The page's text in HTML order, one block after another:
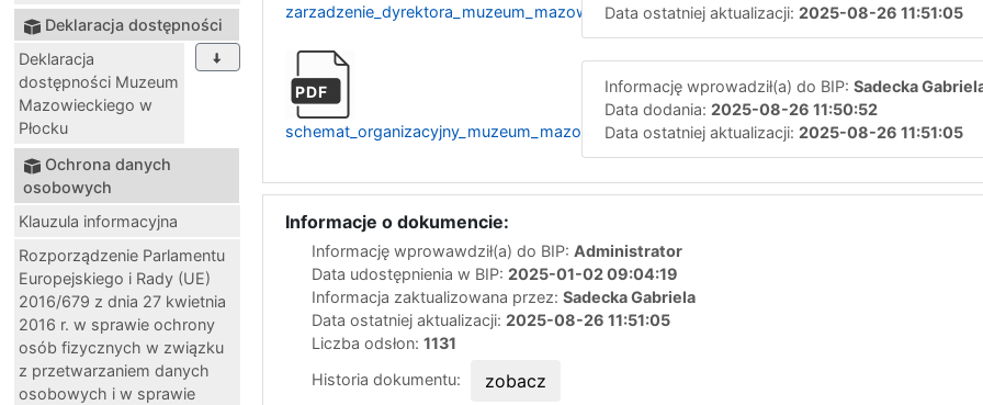
Deklaracja dostępności
Deklaracja
dostępności Muzeum
Mazowieckiego w
Płocku
Ochrona danych
osobowych
Klauzula informacyjna
Rozporządzenie Parlamentu
Europejskiego i Rady (UE)
2016/679 z dnia 27 kwietnia
2016 r. w sprawie ochrony
osób fizycznych w związku
z przetwarzaniem danych
osobowych i w sprawie
Data ostatniej aktualizacji: 2025-08-26 11:51:05
PDF
schemat_organizacyjny_muzeum_mazowieckiego_w_plocku
Informację wprowadził(a) do BIP: Sadecka
Data dodania: 2025-08-26 11:50:52
Data ostatniej aktualizacji: 2025-08-26 11:51:05
Informacje o dokumencie:
Informację wprowawdził(a) do BIP: Administrator
Data udostępnienia w BIP: 2025-01-02 09:04:19
Informacja zaktualizowana przez: Sadecka Gabriela
Data ostatniej aktualizacji: 2025-08-26 11:51:05
Liczba odsłon: 1131
Historia dokumentu:
zobacz